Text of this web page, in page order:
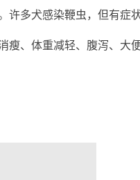
多犬感染鞭虫，但有症
、体重减轻、腹泻、大便